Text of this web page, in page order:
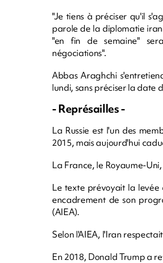
"Je tiens à préciser qu'il
parole de la diplomatie
"en fin de semaine"
négociations".
Abbas Araghchi
lundi, sans préciser la date
- Représailles -
La Russie est l'un des
2015, mais aujourd'hui
La France, le Royaume-
Le texte prévoyait la levée
encadrement de son
(AIEA).
Selon l'AIEA, l'Iran
En 2018, Donald Trump a